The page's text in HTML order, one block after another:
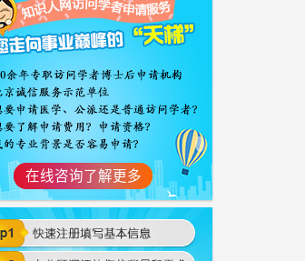
在线咨询了解更多